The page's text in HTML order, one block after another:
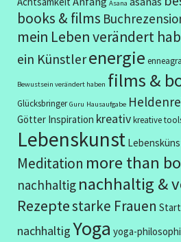
Asana
books & films
mein Leben verändert
ein Künstlerenergie
Bewustsein verändert haben films &
Glücksbringer Guru Hausaufgabe
Götter Inspiration kreativkreative
Lebenskunst
Meditation more than
nachhaltig nachhaltig &
Rezeptestarke Frauen Start
nachhaltigYoga yoga-